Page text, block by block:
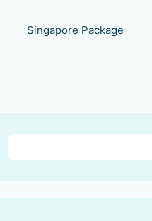
Singapore Package